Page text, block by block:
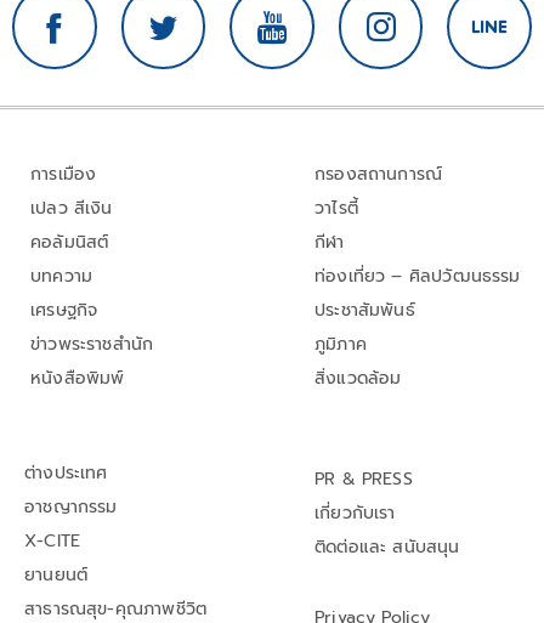
การเมือง
เปลว สีเงิน
คอลัมนิสต์
บทความ
เศรษฐกิจ
ข่าวพระราชสำนัก
หนังสือพิมพ์
กรองสถานการณ์
วาไรตี้
กีฬา
ท่องเที่ยว – ศิลปวัฒนธรรม
ประชาสัมพันธ์
ภูมิภาค
สิ่งแวดล้อม
ต่างประเทศ
อาชญากรรม
X-CITE
ยานยนต์
สาธารณสุข-คุณภาพชีวิต
PR & PRESS
เกี่ยวกับเรา
ติดต่อและ สนับสนุน
Privacy Policy